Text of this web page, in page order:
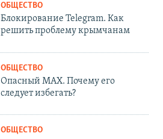
ОБЩЕСТВО
Блокирование Telegram. Как
решить проблему крымчанам
ОБЩЕСТВО
Опасный MAX. Почему его
следует избегать?
ОБЩЕСТВО